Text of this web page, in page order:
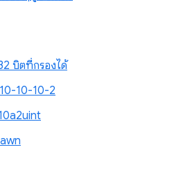
บิตที่กรองได้
10-10-2